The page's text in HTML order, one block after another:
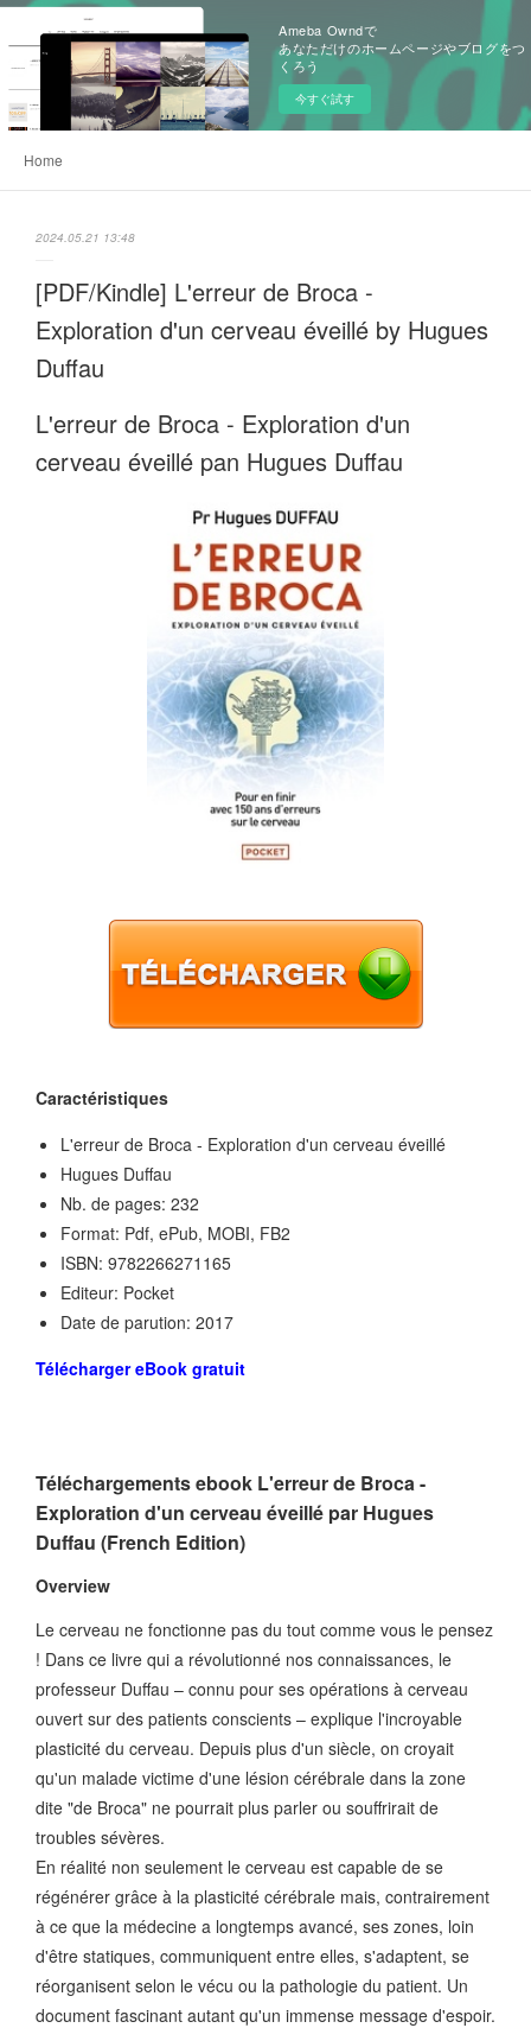
Ameba Owndで
あなただけのホームページやブログをつ
くろう
今すぐ試す
Home
2024.05.21 13:48
[PDF/Kindle] L'erreur de Broca -
Exploration d'un cerveau éveillé by Hugues
Duffau
L'erreur de Broca - Exploration d'un
cerveau éveillé pan Hugues Duffau
Caractéristiques
L'erreur de Broca - Exploration d'un cerveau éveillé
Hugues Duffau
Nb. de pages: 232
Format: Pdf, ePub, MOBI, FB2
ISBN: 9782266271165
Editeur: Pocket
Date de parution: 2017
Télécharger eBook gratuit
Téléchargements ebook L'erreur de Broca -
Exploration d'un cerveau éveillé par Hugues
Duffau (French Edition)
Overview
Le cerveau ne fonctionne pas du tout comme vous le pensez
! Dans ce livre qui a révolutionné nos connaissances, le
professeur Duffau – connu pour ses opérations à cerveau
ouvert sur des patients conscients – explique l'incroyable
plasticité du cerveau. Depuis plus d'un siècle, on croyait
qu'un malade victime d'une lésion cérébrale dans la zone
dite "de Broca" ne pourrait plus parler ou souffrirait de
troubles sévères.
En réalité non seulement le cerveau est capable de se
régénérer grâce à la plasticité cérébrale mais, contrairement
à ce que la médecine a longtemps avancé, ses zones, loin
d'être statiques, communiquent entre elles, s'adaptent, se
réorganisent selon le vécu ou la pathologie du patient. Un
document fascinant autant qu'un immense message d'espoir.